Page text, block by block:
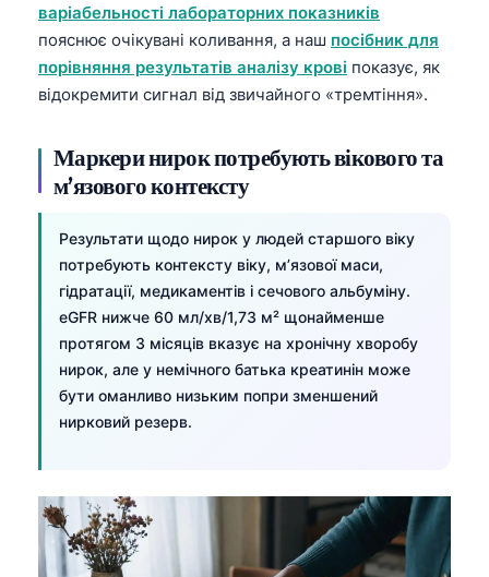
варіабельності лабораторних показників
пояснює очікувані коливання, а наш посібник для
порівняння результатів аналізу крові показує, як
відокремити сигнал від звичайного «тремтіння».
Маркери нирок потребують вікового та
м’язового контексту
Результати щодо нирок у людей старшого віку
потребують контексту віку, м’язової маси,
гідратації, медикаментів і сечового альбуміну.
eGFR нижче 60 мл/хв/1,73 м² щонайменше
протягом 3 місяців вказує на хронічну хворобу
нирок, але у немічного батька креатинін може
бути оманливо низьким попри зменшений
нирковий резерв.